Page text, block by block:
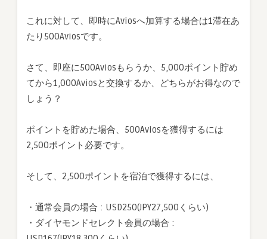
これに対して、即時にAviosへ加算する場合は1滞在あ
たり500Aviosです。
さて、即座に500Aviosもらうか、5,000ポイント貯め
てから1,000Aviosと交換するか、どちらがお得なので
しょう？
ポイントを貯めた場合、500Aviosを獲得するには
2,500ポイント必要です。
そして、2,500ポイントを宿泊で獲得するには、
・通常会員の場合 : USD250(JPY27,500くらい)
・ダイヤモンドセレクト会員の場合 :